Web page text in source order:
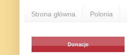
Strona główna Polonia
Donacje